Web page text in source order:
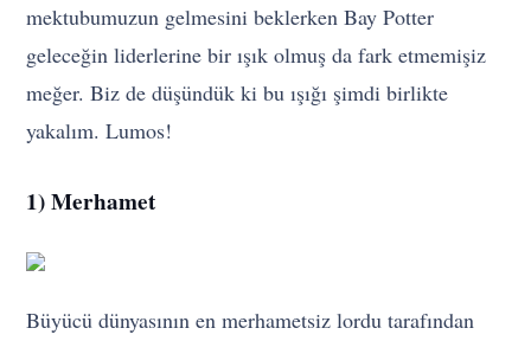
mektubumuzun gelmesini beklerken Bay Potter
geleceğin liderlerine bir ışık olmuş da fark etmemişiz
meğer. Biz de düşündük ki bu ışığı şimdi birlikte
yakalım. Lumos!
1) Merhamet
Büyücü dünyasının en merhametsiz lordu tarafından